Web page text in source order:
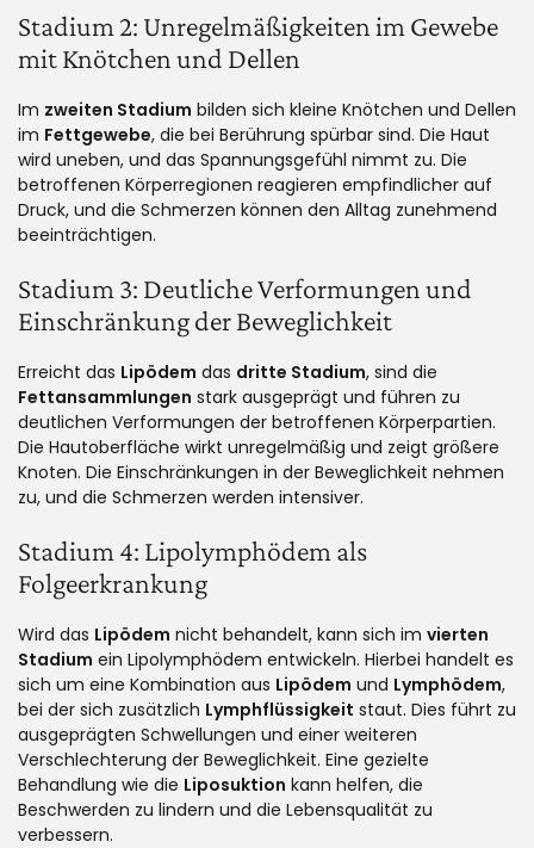
Stadium 2: Unregelmäßigkeiten im Gewebe
mit Knötchen und Dellen
Im zweiten Stadium bilden sich kleine Knötchen und Dellen
im Fettgewebe, die bei Berührung spürbar sind. Die Haut
wird uneben, und das Spannungsgefühl nimmt zu. Die
betroffenen Körperregionen reagieren empfindlicher auf
Druck, und die Schmerzen können den Alltag zunehmend
beeinträchtigen.
Stadium 3: Deutliche Verformungen und
Einschränkung der Beweglichkeit
Erreicht das Lipödem das dritte Stadium, sind die
Fettansammlungen stark ausgeprägt und führen zu
deutlichen Verformungen der betroffenen Körperpartien.
Die Hautoberfläche wirkt unregelmäßig und zeigt größere
Knoten. Die Einschränkungen in der Beweglichkeit nehmen
zu, und die Schmerzen werden intensiver.
Stadium 4: Lipolymphödem als
Folgeerkrankung
Wird das Lipödem nicht behandelt, kann sich im vierten
Stadium ein Lipolymphödem entwickeln. Hierbei handelt es
sich um eine Kombination aus Lipödem und Lymphödem,
bei der sich zusätzlich Lymphflüssigkeit staut. Dies führt zu
ausgeprägten Schwellungen und einer weiteren
Verschlechterung der Beweglichkeit. Eine gezielte
Behandlung wie die Liposuktion kann helfen, die
Beschwerden zu lindern und die Lebensqualität zu
verbessern.